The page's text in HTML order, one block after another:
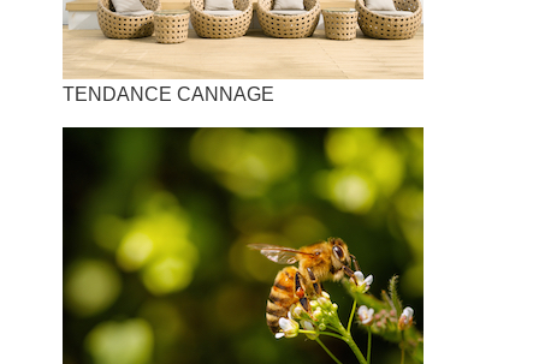
TENDANCE CANNAGE